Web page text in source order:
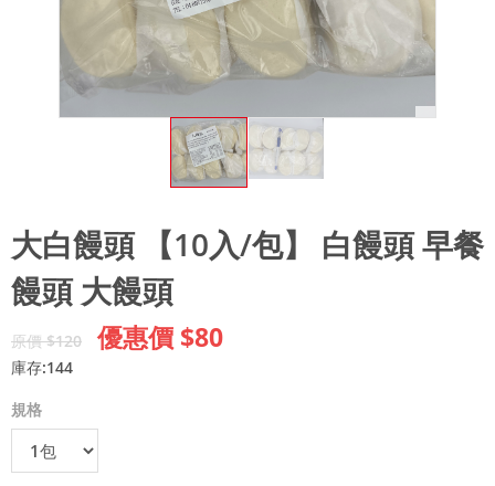
大白饅頭 【10入/包】 白饅頭 早餐
饅頭 大饅頭
原價 $120 優惠價 $80
庫存:144
規格